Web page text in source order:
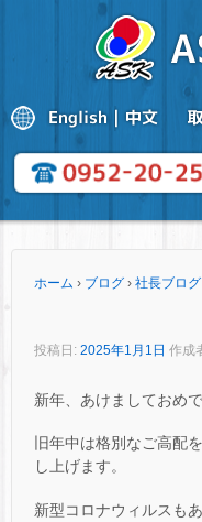
ホーム › ブログ › 社長ブロ
投稿日: 2025年1月1日 作成
新年、あけましておめ
旧年中は格別なご高配
し上げます。
新型コロナウィルスも